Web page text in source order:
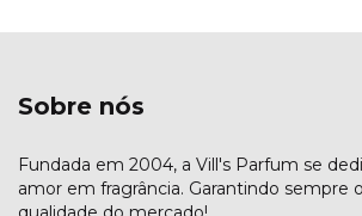
Sobre nós
Fundada em 2004, a Vill's Parfum se
amor em fragrância. Garantindo sempre